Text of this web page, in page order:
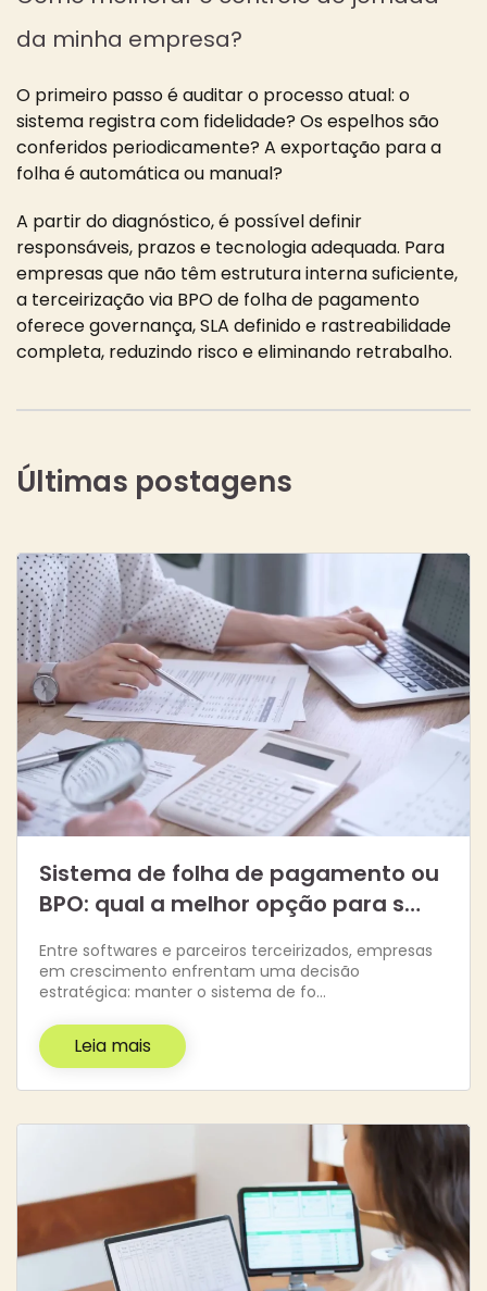
da minha empresa?
O primeiro passo é auditar o processo atual: o
sistema registra com fidelidade? Os espelhos são
conferidos periodicamente? A exportação para a
folha é automática ou manual?
A partir do diagnóstico, é possível definir
responsáveis, prazos e tecnologia adequada. Para
empresas que não têm estrutura interna suficiente,
a terceirização via BPO de folha de pagamento
oferece governança, SLA definido e rastreabilidade
completa, reduzindo risco e eliminando retrabalho.
Últimas postagens
Sistema de folha de pagamento ou
BPO: qual a melhor opção para s…
Entre softwares e parceiros terceirizados, empresas
em crescimento enfrentam uma decisão
estratégica: manter o sistema de fo…
Leia mais